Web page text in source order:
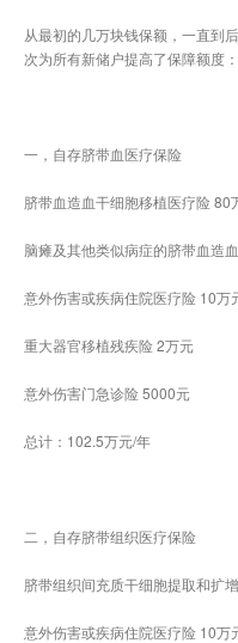
从最初的几万块钱保额，一直到
次为所有新储户提高了保障额度：
一，自存脐带血医疗保险
脐带血造血干细胞移植医疗险 80
脑瘫及其他类似病症的脐带血造
意外伤害或疾病住院医疗险 10万
重大器官移植残疾险 2万元
意外伤害门急诊险 5000元
总计：102.5万元/年
二，自存脐带组织医疗保险
脐带组织间充质干细胞提取和扩
意外伤害或疾病住院医疗险 10万